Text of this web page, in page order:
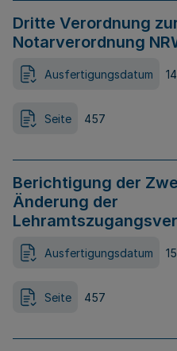
Dritte Verordnung
Notarverordnung
Ausfertigungsdatum
Seite 457
Berichtigung der
Änderung der
Ausfertigungsdatum
Seite 457